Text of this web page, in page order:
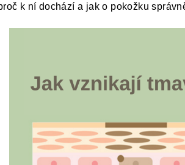
k ní dochází a jak o pokožku